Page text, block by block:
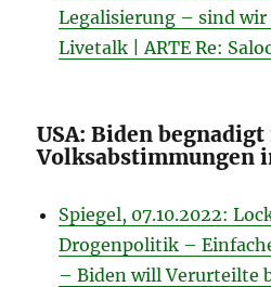
Legalisierung – sind wir
Livetalk | ARTE Re:
USA: Biden
Volksabstimmungen
Spiegel, 07.10.2022:
Drogenpolitik –
– Biden will Verurteilte